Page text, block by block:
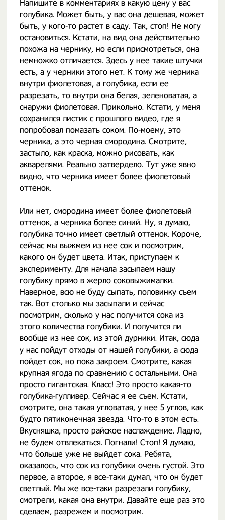
Напишите в комментариях в какую цену у вас
голубика. Может быть, у вас она дешевая, может
быть, у кого-то растет в саду. Так, стоп! Не могу
остановиться. Кстати, на вид она действительно
похожа на чернику, но если присмотреться, она
немножко отличается. Здесь у нее такие штучки
есть, а у черники этого нет. К тому же черника
внутри фиолетовая, а голубика, если ее
разрезать, то внутри она белая, зеленоватая, а
снаружи фиолетовая. Прикольно. Кстати, у меня
сохранился листик с прошлого видео, где я
попробовал помазать соком. По-моему, это
черника, а это черная смородина. Смотрите,
застыло, как краска, можно рисовать, как
акварелями. Реально затвердело. Тут уже явно
видно, что черника имеет более фиолетовый
оттенок.
Или нет, смородина имеет более фиолетовый
оттенок, а черника более синий. Ну, я думаю,
голубика точно имеет светлый оттенок. Короче,
сейчас мы выжмем из нее сок и посмотрим,
какого он будет цвета. Итак, приступаем к
эксперименту. Для начала засыпаем нашу
голубику прямо в жерло соковыжималки.
Наверное, всю не буду сыпать, половинку съем
так. Вот столько мы засыпали и сейчас
посмотрим, сколько у нас получится сока из
этого количества голубики. И получится ли
вообще из нее сок, из этой дурники. Итак, сюда
у нас пойдут отходы от нашей голубики, а сюда
пойдет сок, но пока закроем. Смотрите, какая
крупная ягода по сравнению с остальными. Она
просто гигантская. Класс! Это просто какая-то
голубика-гулливер. Сейчас я ее съем. Кстати,
смотрите, она такая угловатая, у нее 5 углов, как
будто пятиконечная звезда. Что-то в этом есть.
Вкусняшка, просто райское наслаждение. Ладно,
не будем отвлекаться. Погнали! Стоп! Я думаю,
что больше уже не выйдет сока. Ребята,
оказалось, что сок из голубики очень густой. Это
первое, а второе, я все-таки думал, что он будет
светлый. Мы же все-таки разрезали голубику,
смотрели, какая она внутри. Давайте еще раз это
сделаем, разрежем и посмотрим.